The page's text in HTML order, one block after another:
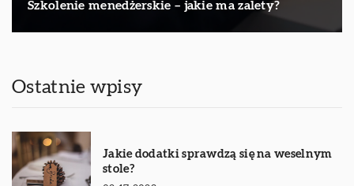
Szkolenie menedżerskie – jakie ma zalety?
Ostatnie wpisy
Jakie dodatki sprawdzą się na weselnym
stole?